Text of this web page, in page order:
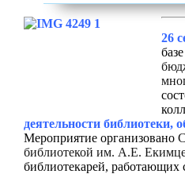
26
базе
деятельности библиотеки,
Мероприятие организовано
библиотекой им. А.Е.
библиотекарей, работающих